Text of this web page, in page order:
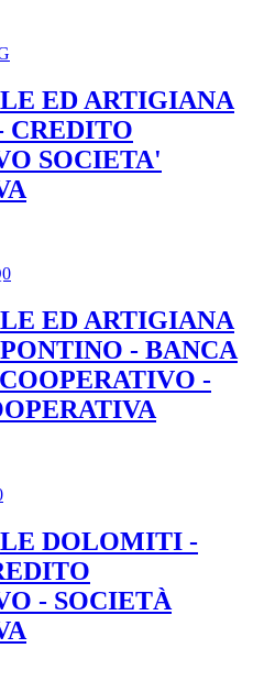
ED ARTIGIANA
CREDITO
SOCIETA'
ED ARTIGIANA
- BANCA
-
DOLOMITI -
- SOCIETÀ